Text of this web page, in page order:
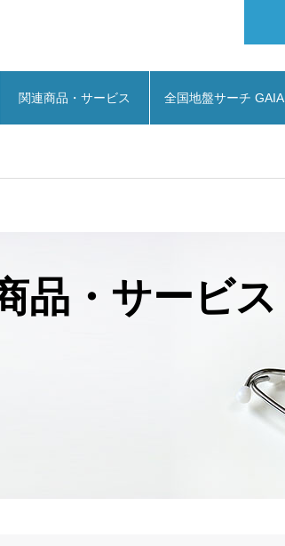
関連商品・サービス 全国地盤サーチ GAIA
品・サービス